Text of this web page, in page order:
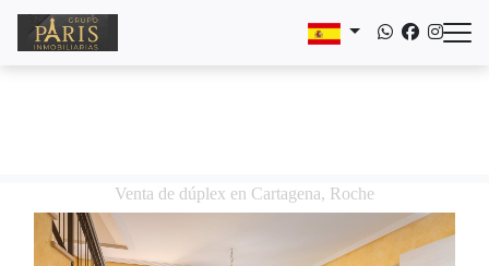
Venta de dúplex en Cartagena, Roche